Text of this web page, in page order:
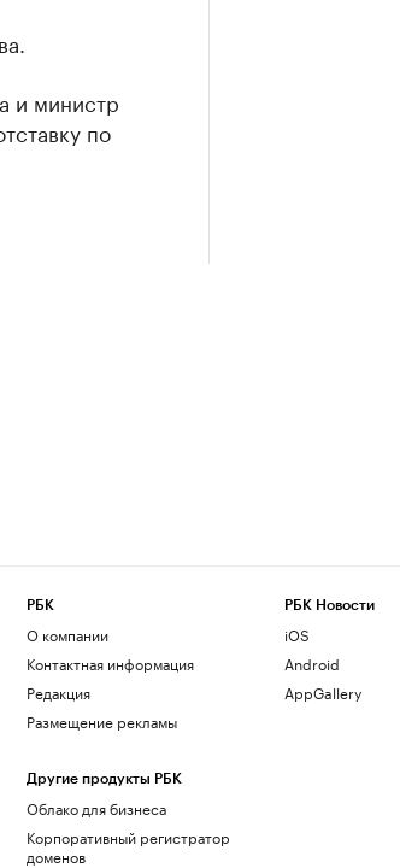
и министр
по
РБК
О компании
Контактная информация
Редакция
Размещение рекламы
Другие продукты РБК
Облако для бизнеса
Корпоративный регистратор
доменов
РБК Новости
iOS
Android
AppGallery